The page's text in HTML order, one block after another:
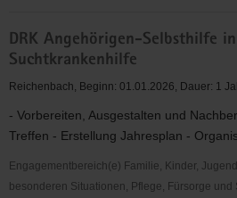
Reuth
DRK Angehörigen-Selbsthilfe
Suchtkrankenhilfe
Reichenbach, Beginn: 01.01.2026, Dauer: 1
- Vorbereiten, Ausgestalten und
Treffen - Erstellung Jahresplan -
Engagementbereich(e) Familie, Kinder,
besonderen Situationen, Pflege, Fürsorge und